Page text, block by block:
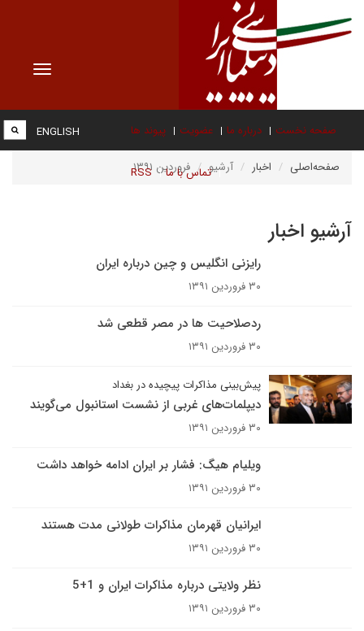
Toggle
صفحه نخست درباره ما عضویت پیوند ها
تماس با ما RSS
ENGLISH
صفحه‌اصلی اخبار آرشیو فروردین ۱۳۹۱
آرشیو اخبار
رایزنی انگلیس و چین درباره ایران
۳۰ فروردین ۱۳۹۱
ردصلاحیت ها در مصر قطعی شد
۳۰ فروردین ۱۳۹۱
پیش‌بینی مذاکرات پیچیده در بغداد
دیپلمات‌های غربی از نشست استانبول می‌گویند
۳۰ فروردین ۱۳۹۱
ویلیام هیگ: فشار بر ایران ادامه خواهد داشت
۳۰ فروردین ۱۳۹۱
ایرانیان قهرمان مذاکرات طولانی مدت هستند
۳۰ فروردین ۱۳۹۱
نظر ولایتی درباره مذاکرات ایران و 1+5
۳۰ فروردین ۱۳۹۱